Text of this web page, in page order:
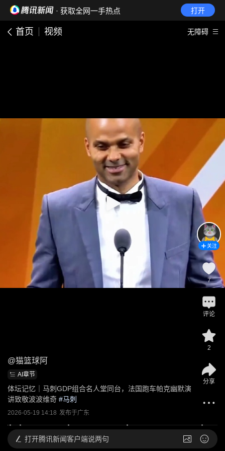
· 获取全网一手热点 打开
首页 视频 无障碍
@猫篮球阿
AI章节
体坛记忆｜马刺GDP组合名人堂同台，法国跑车帕克幽默演
讲致敬波波维奇 #马刺
2026-05-19 14:18 发布于广东
关注
7
评论
2
分享
打开腾讯新闻客户端说两句